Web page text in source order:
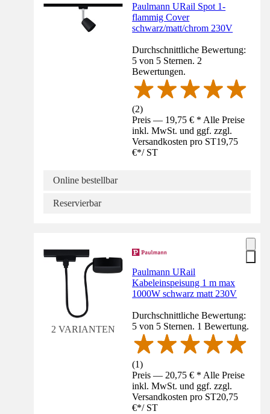
Paulmann URail Spot 1-
flammig Cover
schwarz/matt/chrom 230V
Durchschnittliche Bewertung:
5 von 5 Sternen. 2
Bewertungen.
(2)
Preis — 19,75 € * Alle Preise
inkl. MwSt. und ggf. zzgl.
Versandkosten pro ST19,75
€*/ ST
Online bestellbar
Reservierbar
2 VARIANTEN
Paulmann URail
Kabeleinspeisung 1 m max
1000W schwarz matt 230V
Durchschnittliche Bewertung:
5 von 5 Sternen. 1 Bewertung.
(1)
Preis — 20,75 € * Alle Preise
inkl. MwSt. und ggf. zzgl.
Versandkosten pro ST20,75
€*/ ST